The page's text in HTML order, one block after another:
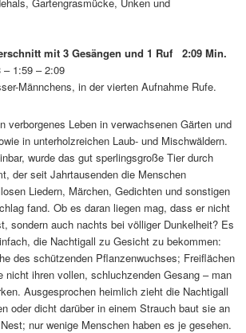
mit 3 Gesängen und 1 Ruf 2:09 Min.
1:59 – 2:09
Männchens, in der vierten Aufnahme Rufe.
verborgenes Leben in verwachsenen Gärten und
in unterholzreichen Laub- und Mischwäldern.
wurde das gut sperlingsgroße Tier durch
der seit Jahrtausenden die Menschen
Liedern, Märchen, Gedichten und sonstigen
fand. Ob es daran liegen mag, dass er nicht
sondern auch nachts bei völliger Dunkelheit? Es
die Nachtigall zu Gesicht zu bekommen:
des schützenden Pflanzenwuchses; Freiflächen
nicht ihren vollen, schluchzenden Gesang – man
Ausgesprochen heimlich zieht die Nachtigall
oder dicht darüber in einem Strauch baut sie an
nur wenige Menschen haben es je gesehen.